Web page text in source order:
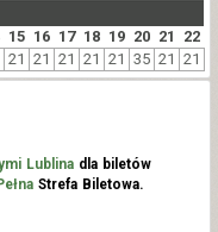
15 16 17 18 19 20 21 22
21 21 21 21 21 35 21 21
Lublinadla biletów
Strefa Biletowa.